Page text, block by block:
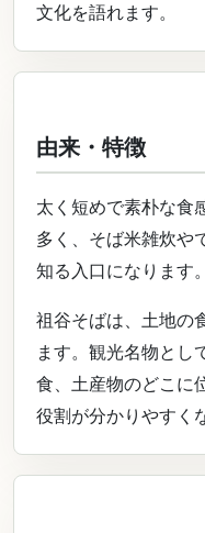
文化を語れます。
由来・特徴
太く短めで素朴な食
多く、そば米雑炊や
知る入口になります。
祖谷そばは、土地の
ます。観光名物とし
食、土産物のどこに
役割が分かりやすく